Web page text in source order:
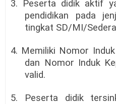
3. Peserta didik aktif
pendidikan pada
tingkat SD/MI/
4. Memiliki Nomor
dan Nomor Induk
valid.
5. Peserta didik